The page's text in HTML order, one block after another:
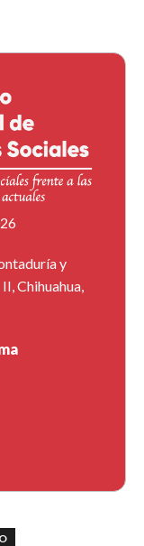
y
Chihuahua,